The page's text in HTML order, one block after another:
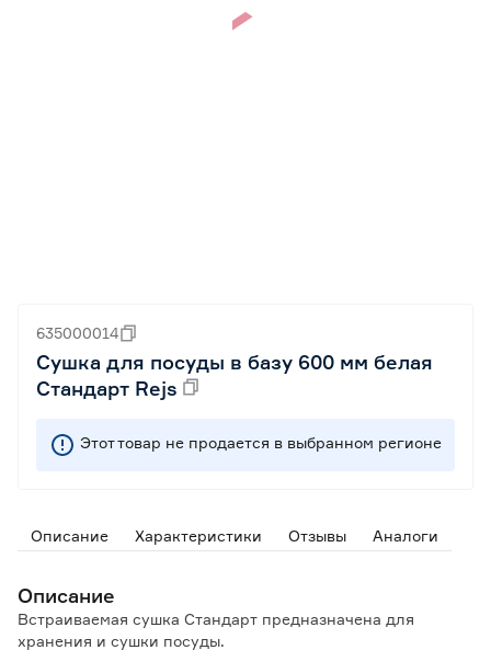
635000014
Сушка для посуды в базу 600 мм белая
Стандарт Rejs
Этот товар не продается в выбранном регионе
Описание Характеристики Отзывы Аналоги
Описание
Встраиваемая сушка Стандарт предназначена для
хранения и сушки посуды.